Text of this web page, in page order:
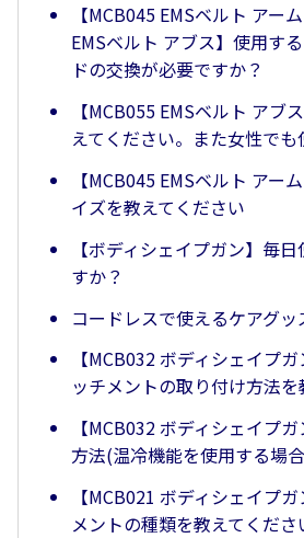
【MCB045 EMSベルト アー
EMSベルト アブス】使用す
ドの交換が必要ですか？
【MCB055 EMSベルト アブ
えてください。また女性でも
【MCB045 EMSベルト アー
イズを教えてください
【ボディシェイプガン】毎
すか？
コードレスで使えるケアグ
【MCB032 ボディシェイプ
ッチメントの取り付け方法
【MCB032 ボディシェイプ
方法(温冷機能を使用する場
【MCB021 ボディシェイプ
メントの種類を教えてくださ